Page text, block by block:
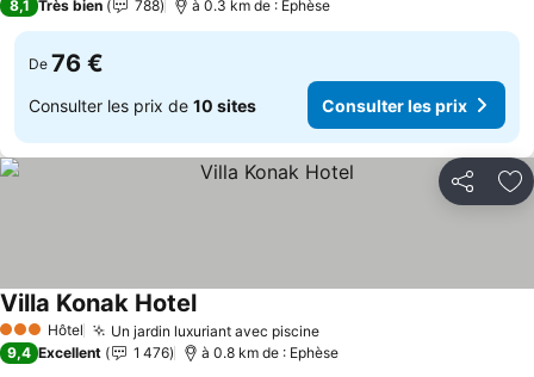
8,1 Très bien 788 à 0.3 km de : Ephèse
De 76 €
Consulter les prix de 10 sites Consulter les prix
Partager
3 ÉtoilesHôtel Un jardin luxuriant avec piscine
Villa Konak Hotel
9,4 Excellent 1 476 à 0.8 km de : Ephèse